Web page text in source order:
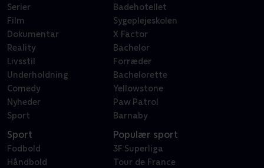
Serier
Film
Dokumentar
Reality
Livsstil
Underholdning
Comedy
Nyheder
Sport
Badehotellet
Sygeplejeskolen
X Factor
Bachelor
Forræder
Bachelorette
Yellowstone
Paw Patrol
Barnaby
Sport
Fodbold
Håndbold
Populær sport
3F Superliga
Tour de France